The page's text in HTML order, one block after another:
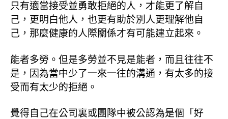
只有適當接受並勇敢拒絕的人，才能更了解自
己，更明白他人，也更有助於別人更理解他自
己，那麼健康的人際關係才有可能建立起來。
能者多勞。但是多勞並不見是能者，而且往往不
是，因為當中少了一來一往的溝通，有太多的接
受而有太少的拒絕。
覺得自己在公司裏或團隊中被公認為是個「好